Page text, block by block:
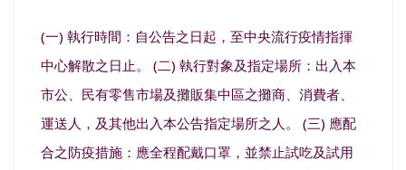
(一) 執行時間：自公告之日起，至中央流行疫情指揮
中心解散之日止。 (二) 執行對象及指定場所：出入本
市公、民有零售市場及攤販集中區之攤商、消費者、
運送人，及其他出入本公告指定場所之人。 (三) 應配
合之防疫措施：應全程配戴口罩，並禁止試吃及試用